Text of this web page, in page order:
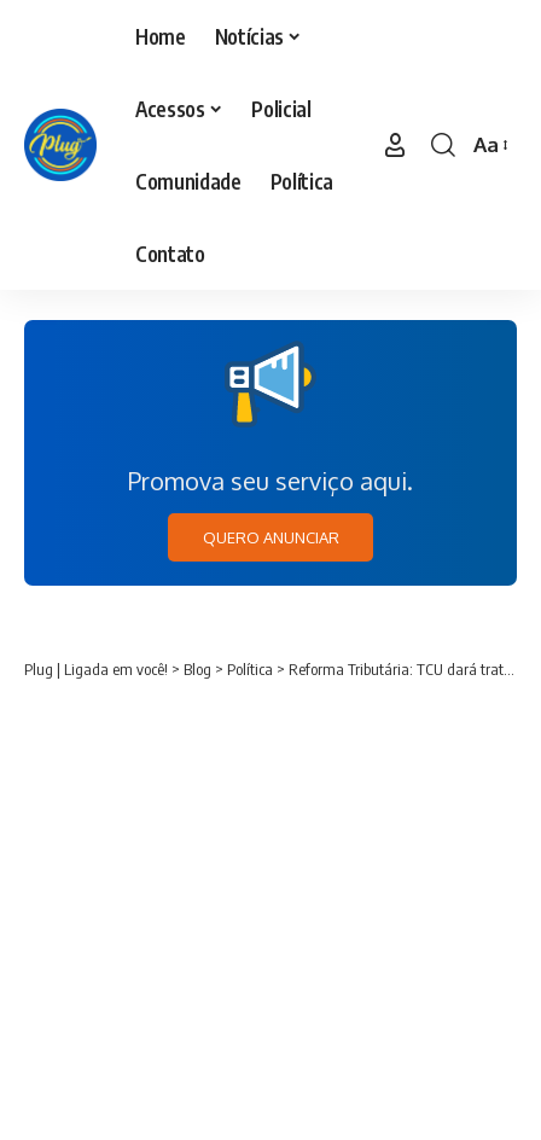
Home Notícias
Acessos Policial
Comunidade Política
Contato
Aa
Promova seu serviço aqui.
QUERO ANUNCIAR
Plug | Ligada em você! > Blog > Política > Reforma Tributária: TCU dará tratamento urgente à definição das alíquotas do IBS e CBS